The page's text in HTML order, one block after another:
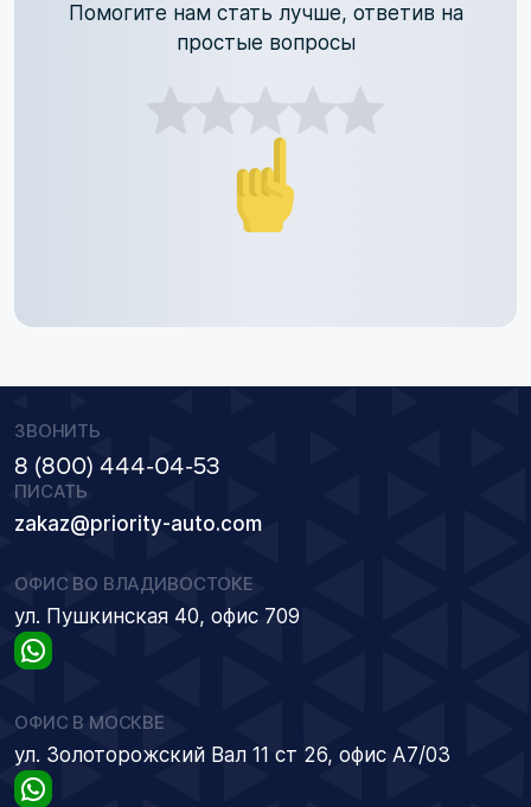
Помогите нам стать лучше, ответив на
простые вопросы
ЗВОНИТЬ
8 (800) 444-04-53
ПИСАТЬ
zakaz@priority-auto.com
ОФИС ВО ВЛАДИВОСТОКЕ
ул. Пушкинская 40, офис 709
ОФИС В МОСКВЕ
ул. Золоторожский Вал 11 ст 26, офис А7/03